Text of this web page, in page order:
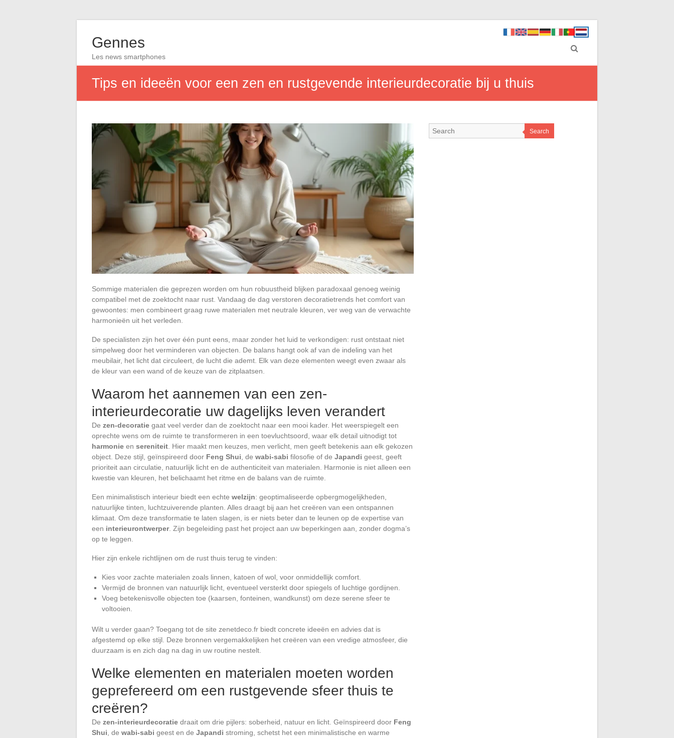
Gennes
Les news smartphones
Tips en ideeën voor een zen en rustgevende interieurdecoratie bij u thuis
Sommige materialen die geprezen worden om hun robuustheid blijken paradoxaal genoeg weinig
compatibel met de zoektocht naar rust. Vandaag de dag verstoren decoratietrends het comfort van
gewoontes: men combineert graag ruwe materialen met neutrale kleuren, ver weg van de verwachte
harmonieën uit het verleden.
De specialisten zijn het over één punt eens, maar zonder het luid te verkondigen: rust ontstaat niet
simpelweg door het verminderen van objecten. De balans hangt ook af van de indeling van het
meubilair, het licht dat circuleert, de lucht die ademt. Elk van deze elementen weegt even zwaar als
de kleur van een wand of de keuze van de zitplaatsen.
Waarom het aannemen van een zen-
interieurdecoratie uw dagelijks leven verandert
De zen-decoratie gaat veel verder dan de zoektocht naar een mooi kader. Het weerspiegelt een
oprechte wens om de ruimte te transformeren in een toevluchtsoord, waar elk detail uitnodigt tot
harmonie en sereniteit . Hier maakt men keuzes, men verlicht, men geeft betekenis aan elk gekozen
object. Deze stijl, geïnspireerd door Feng Shui , de wabi-sabi filosofie of de Japandi geest, geeft
prioriteit aan circulatie, natuurlijk licht en de authenticiteit van materialen. Harmonie is niet alleen een
kwestie van kleuren, het belichaamt het ritme en de balans van de ruimte.
Een minimalistisch interieur biedt een echte welzijn: geoptimaliseerde opbergmogelijkheden,
natuurlijke tinten, luchtzuiverende planten. Alles draagt bij aan het creëren van een ontspannen
klimaat. Om deze transformatie te laten slagen, is er niets beter dan te leunen op de expertise van
een interieurontwerper. Zijn begeleiding past het project aan uw beperkingen aan, zonder dogma’s
op te leggen.
Hier zijn enkele richtlijnen om de rust thuis terug te vinden:
Kies voor zachte materialen zoals linnen, katoen of wol, voor onmiddellijk comfort.
Vermijd de bronnen van natuurlijk licht, eventueel versterkt door spiegels of luchtige gordijnen.
Voeg betekenisvolle objecten toe (kaarsen, fonteinen, wandkunst) om deze serene sfeer te
voltooien.
Wilt u verder gaan? Toegang tot de site zenetdeco.fr biedt concrete ideeën en advies dat is
afgestemd op elke stijl. Deze bronnen vergemakkelijken het creëren van een vredige atmosfeer, die
duurzaam is en zich dag na dag in uw routine nestelt.
Welke elementen en materialen moeten worden
geprefereerd om een rustgevende sfeer thuis te
creëren?
De zen-interieurdecoratie draait om drie pijlers: soberheid, natuur en licht. Geïnspireerd door Feng
Shui , de wabi-sabi geest en de Japandi stroming, schetst het een minimalistische en warme
Search